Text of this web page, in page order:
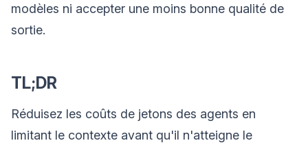
modèles ni accepter une moins bonne qualité de
sortie.
TL;DR
Réduisez les coûts de jetons des agents en
limitant le contexte avant qu'il n'atteigne le